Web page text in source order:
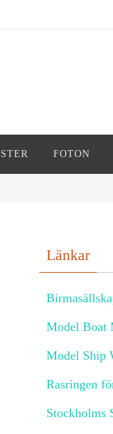
FOTON
Länkar
Model Boat
Model Ship
Rasringen
Stockholms